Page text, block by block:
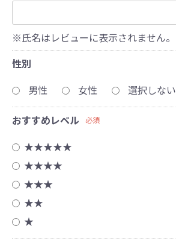
※氏名はレビューに表示されません。
性別
男性
女性 選択しない
おすすめレベル 必須
★★★★★
★★★★
★★★
★★
★